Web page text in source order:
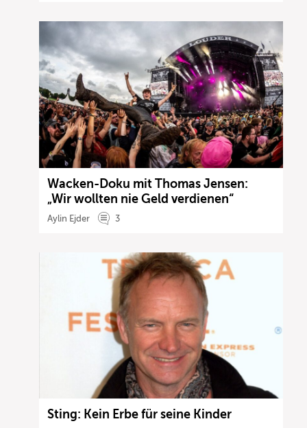
Wacken-Doku mit Thomas Jensen:
„Wir wollten nie Geld verdienen“
Aylin Ejder 3
Sting: Kein Erbe für seine Kinder